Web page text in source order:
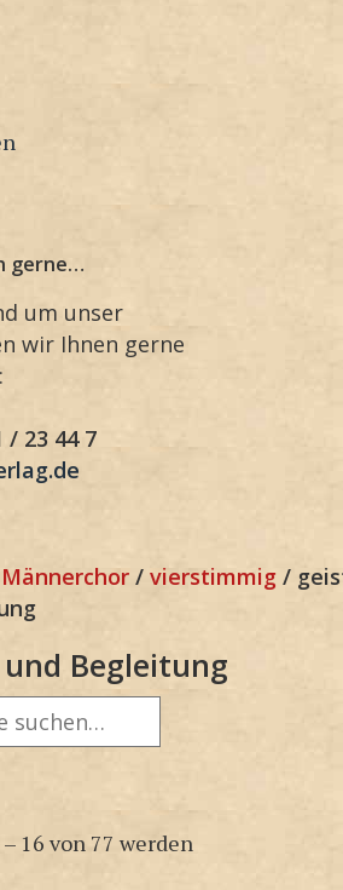
gerne…
um unser
wir Ihnen gerne
/ 23 44 7
Männerchor / vierstimmig /
Begleitung
16 von 77 werden